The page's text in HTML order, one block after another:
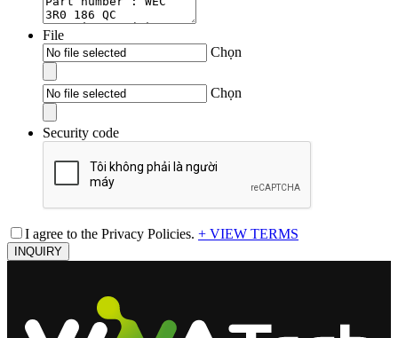
File
Chọn
Chọn
Security code
I agree to the Privacy Policies. + VIEW TERMS
INQUIRY